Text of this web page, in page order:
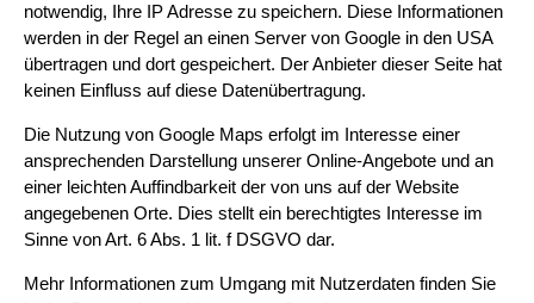
notwendig, Ihre IP Adresse zu speichern. Diese Informationen
werden in der Regel an einen Server von Google in den USA
übertragen und dort gespeichert. Der Anbieter dieser Seite hat
keinen Einfluss auf diese Datenübertragung.
Die Nutzung von Google Maps erfolgt im Interesse einer
ansprechenden Darstellung unserer Online-Angebote und an
einer leichten Auffindbarkeit der von uns auf der Website
angegebenen Orte. Dies stellt ein berechtigtes Interesse im
Sinne von Art. 6 Abs. 1 lit. f DSGVO dar.
Mehr Informationen zum Umgang mit Nutzerdaten finden Sie